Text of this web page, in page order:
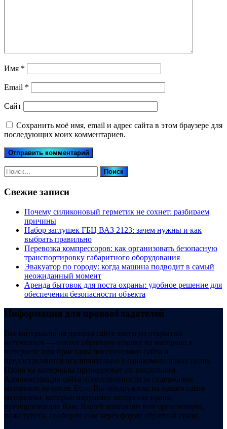
Имя *
Email *
Сайт
Сохранить моё имя, email и адрес сайта в этом браузере для
последующих моих комментариев.
Найти:
Свежие записи
Почему силиконовый герметик не сохнет: разбираем
причины
Набор заглушек ГБЦ ВАЗ 2123: зачем нужны и как
выбрать правильно
Перевозка компрессоров: как организовать безопасную
транспортировку габаритного оборудования
Эвакуатор по городу: когда машина подводит в самый
неожиданный момент
Аренда бытовок для поста охраны: удобное решение для
обеспечения безопасности объекта
Информация для правообладателей
Все материалы на данном сайте взяты из открытых
источников — имеют обратную ссылку на материал в
интернете или присланы посетителями сайта и
предоставляются исключительно в ознакомительных целях.
Права на материалы принадлежат их владельцам.
Администрация сайта ответственности за содержание
материала не несет. Если Вы обнаружили на нашем сайте
материалы, которые нарушают авторские права,
принадлежащие Вам, Вашей компании или организации,
пожалуйста, сообщите нам через форму обратной связи.